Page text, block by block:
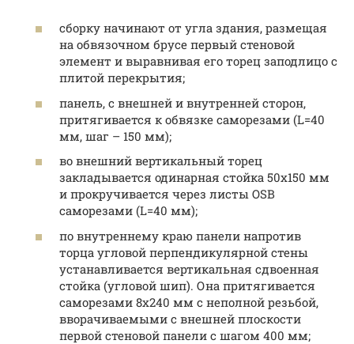
сборку начинают от угла здания, размещая
на обвязочном брусе первый стеновой
элемент и выравнивая его торец заподлицо с
плитой перекрытия;
панель, с внешней и внутренней сторон,
притягивается к обвязке саморезами (L=40
мм, шаг – 150 мм);
во внешний вертикальный торец
закладывается одинарная стойка 50х150 мм
и прокручивается через листы OSB
саморезами (L=40 мм);
по внутреннему краю панели напротив
торца угловой перпендикулярной стены
устанавливается вертикальная сдвоенная
стойка (угловой шип). Она притягивается
саморезами 8х240 мм с неполной резьбой,
вворачиваемыми с внешней плоскости
первой стеновой панели с шагом 400 мм;